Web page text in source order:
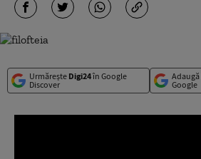
Urmărește Digi24în Google
Discover
Adaugă
Google